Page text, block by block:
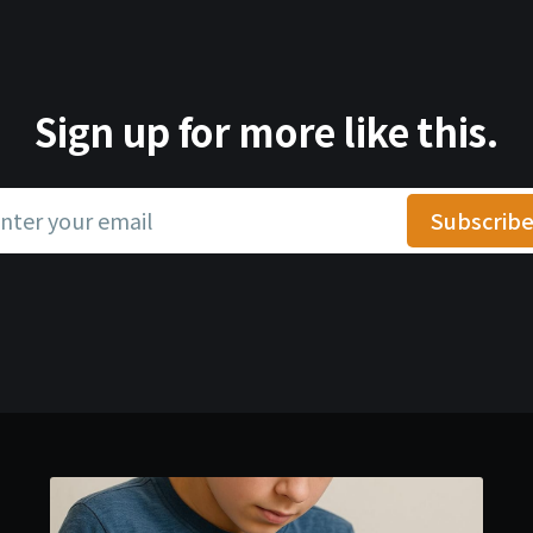
Sign up for more like this.
your email Subscribe